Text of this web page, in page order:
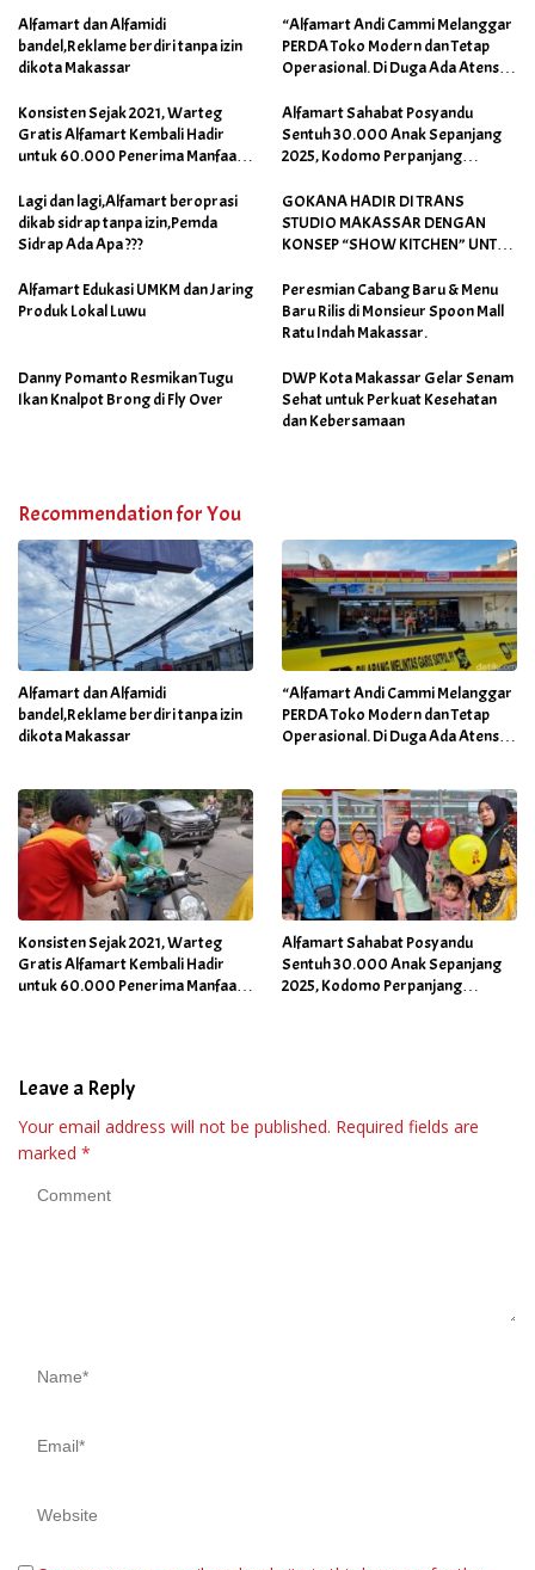
Alfamart dan Alfamidi
bandel,Reklame berdiri tanpa izin
dikota Makassar
“Alfamart Andi Cammi Melanggar
PERDA Toko Modern dan Tetap
Operasional. Di Duga Ada Atensi
Konsisten Sejak 2021, Warteg
Gratis Alfamart Kembali Hadir
untuk 60.000 Penerima Manfaat
Alfamart Sahabat Posyandu
Sentuh 30.000 Anak Sepanjang
2025, Kodomo Perpanjang
Lagi dan lagi,Alfamart beroprasi
dikab sidrap tanpa izin,Pemda
Sidrap Ada Apa ???
GOKANA HADIR DI TRANS
STUDIO MAKASSAR DENGAN
KONSEP “SHOW KITCHEN” UNTUK
UNIK
Alfamart Edukasi UMKM dan Jaring
Produk Lokal Luwu
Peresmian Cabang Baru & Menu
Baru Rilis di Monsieur Spoon Mall
Ratu Indah Makassar.
Danny Pomanto Resmikan Tugu
Ikan Knalpot Brong di Fly Over
DWP Kota Makassar Gelar Senam
Sehat untuk Perkuat Kesehatan
dan Kebersamaan
Recommendation for You
Alfamart dan Alfamidi
bandel,Reklame berdiri tanpa izin
dikota Makassar
“Alfamart Andi Cammi Melanggar
PERDA Toko Modern dan Tetap
Operasional. Di Duga Ada Atensi
Konsisten Sejak 2021, Warteg
Gratis Alfamart Kembali Hadir
untuk 60.000 Penerima Manfaat
Alfamart Sahabat Posyandu
Sentuh 30.000 Anak Sepanjang
2025, Kodomo Perpanjang
Leave a Reply
Your email address will not be published. Required fields are
marked *